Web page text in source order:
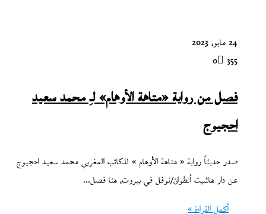
24 مايو، 2023
0 355
فصل من رواية «متاهة الأوهام» لـِ محمد سعيد
احجيوج
صدر حديثاً رواية « متاهة الأوهام » للكاتب المغربي محمد سعيد احجيوج
عن دار هاشيت أنطوان/نوفل في بيروت، هنا فصل…
أكمل القراءة »